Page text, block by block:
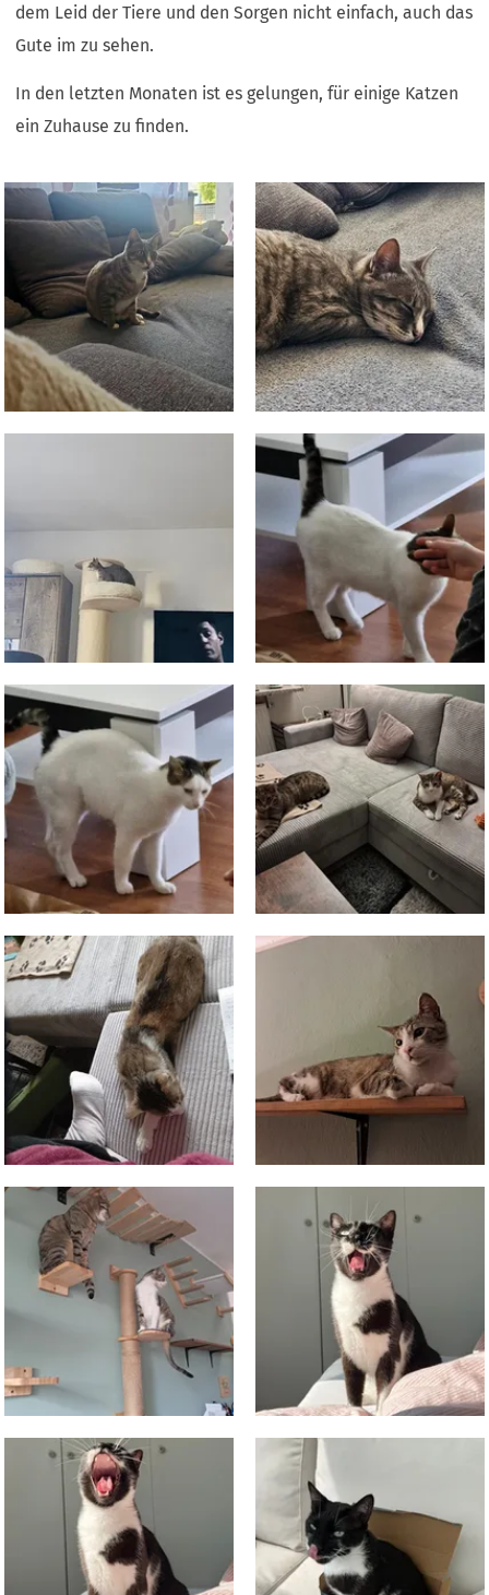
dem Leid der Tiere und den Sorgen nicht einfach, auch das
Gute im zu sehen.
In den letzten Monaten ist es gelungen, für einige Katzen
ein Zuhause zu finden.